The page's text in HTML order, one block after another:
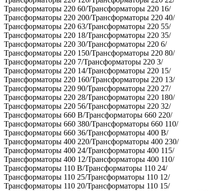
Трансформаторы 220 60/Трансформаторы 220 16/
Трансформаторы 220 200/Трансформаторы 220 40/
Трансформаторы 220 63/Трансформаторы 220 55/
Трансформаторы 220 18/Трансформаторы 220 35/
Трансформаторы 220 30/Трансформаторы 220 6/
Трансформаторы 220 150/Трансформаторы 220 80/
Трансформаторы 220 7/Трансформаторы 220 3/
Трансформаторы 220 14/Трансформаторы 220 15/
Трансформаторы 220 160/Трансформаторы 220 13/
Трансформаторы 220 90/Трансформаторы 220 27/
Трансформаторы 220 28/Трансформаторы 220 180/
Трансформаторы 220 56/Трансформаторы 220 32/
Трансформаторы 660 В/Трансформаторы 660 220/
Трансформаторы 660 380/Трансформаторы 660 110/
Трансформаторы 660 36/Трансформаторы 400 В/
Трансформаторы 400 220/Трансформаторы 400 230/
Трансформаторы 400 24/Трансформаторы 400 115/
Трансформаторы 400 12/Трансформаторы 400 110/
Трансформаторы 110 В/Трансформаторы 110 24/
Трансформаторы 110 25/Трансформаторы 110 12/
Трансформаторы 110 20/Трансформаторы 110 15/